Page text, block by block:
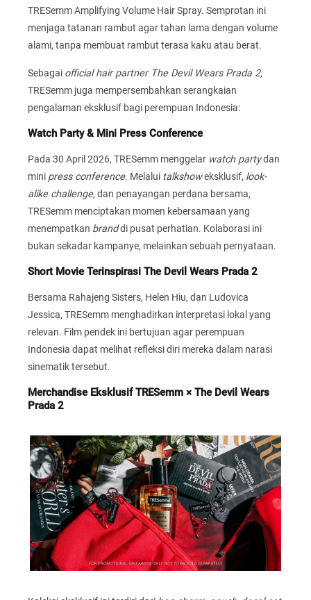
TRESemm Amplifying Volume Hair Spray. Semprotan ini
menjaga tatanan rambut agar tahan lama dengan volume
alami, tanpa membuat rambut terasa kaku atau berat.
Sebagai official hair partner The Devil Wears Prada 2,
TRESemm juga mempersembahkan serangkaian
pengalaman eksklusif bagi perempuan Indonesia:
Watch Party & Mini Press Conference
Pada 30 April 2026, TRESemm menggelar watch partydan
mini press conference. Melalui talkshoweksklusif, look-
alike challenge, dan penayangan perdana bersama,
TRESemm menciptakan momen kebersamaan yang
menempatkan branddi pusat perhatian. Kolaborasi ini
bukan sekadar kampanye, melainkan sebuah pernyataan.
Short Movie Terinspirasi The Devil Wears Prada 2
Bersama Rahajeng Sisters, Helen Hiu, dan Ludovica
Jessica, TRESemm menghadirkan interpretasi lokal yang
relevan. Film pendek ini bertujuan agar perempuan
Indonesia dapat melihat refleksi diri mereka dalam narasi
sinematik tersebut.
Merchandise Eksklusif TRESemm × The Devil Wears
Prada 2